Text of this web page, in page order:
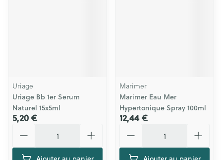
Uriage
Uriage Bb 1er Serum
Naturel 15x5ml
5,20 €
Marimer
Marimer Eau Mer
Hypertonique Spray 100ml
12,44 €